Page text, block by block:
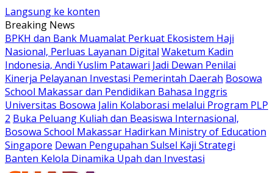
Langsung ke konten
Breaking News
BPKH dan Bank Muamalat Perkuat Ekosistem Haji
Nasional, Perluas Layanan Digital Waketum Kadin
Indonesia, Andi Yuslim Patawari Jadi Dewan Penilai
Kinerja Pelayanan Investasi Pemerintah Daerah Bosowa
School Makassar dan Pendidikan Bahasa Inggris
Universitas Bosowa Jalin Kolaborasi melalui Program PLP
2 Buka Peluang Kuliah dan Beasiswa Internasional,
Bosowa School Makassar Hadirkan Ministry of Education
Singapore Dewan Pengupahan Sulsel Kaji Strategi
Banten Kelola Dinamika Upah dan Investasi